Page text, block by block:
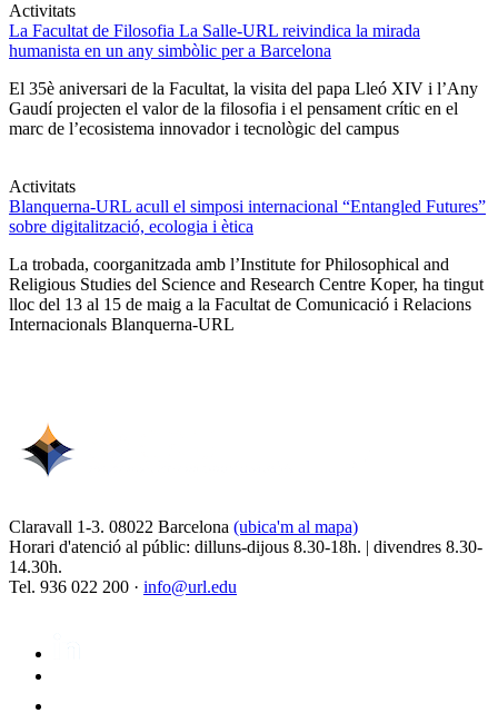
Activitats
La Facultat de Filosofia La Salle-URL reivindica la mirada
humanista en un any simbòlic per a Barcelona
El 35è aniversari de la Facultat, la visita del papa Lleó XIV i l’Any
Gaudí projecten el valor de la filosofia i el pensament crític en el
marc de l’ecosistema innovador i tecnològic del campus
Activitats
Blanquerna-URL acull el simposi internacional “Entangled Futures”
sobre digitalització, ecologia i ètica
La trobada, coorganitzada amb l’Institute for Philosophical and
Religious Studies del Science and Research Centre Koper, ha tingut
lloc del 13 al 15 de maig a la Facultat de Comunicació i Relacions
Internacionals Blanquerna-URL
Claravall 1-3. 08022 Barcelona (ubica'm al mapa)
Horari d'atenció al públic: dilluns-dijous 8.30-18h. | divendres 8.30-
14.30h.
Tel. 936 022 200 · info@url.edu